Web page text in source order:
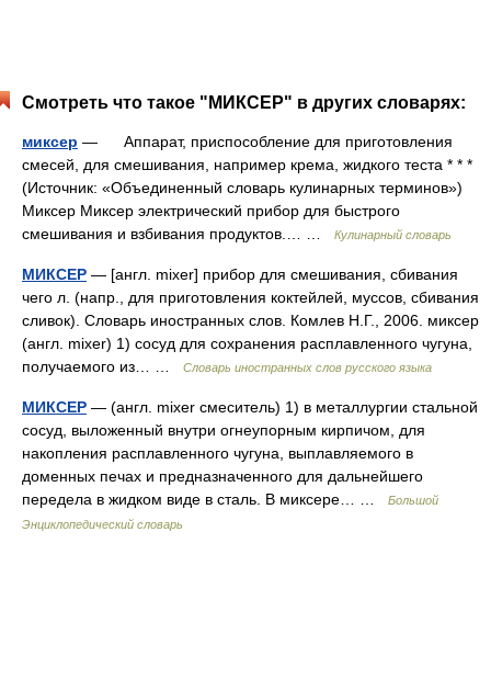
Смотреть что такое "МИКСЕР" в других словарях:
миксер — Аппарат, приспособление для приготовления
смесей, для смешивания, например крема, жидкого теста * * *
(Источник: «Объединенный словарь кулинарных терминов»)
Миксер Миксер электрический прибор для быстрого
смешивания и взбивания продуктов.… …
Кулинарный словарь
МИКСЕР — [англ. mixer] прибор для смешивания, сбивания
чего л. (напр., для приготовления коктейлей, муссов, сбивания
сливок). Словарь иностранных слов. Комлев Н.Г., 2006. миксер
(англ. mixer) 1) сосуд для сохранения расплавленного чугуна,
получаемого из… …
Словарь иностранных слов русского языка
МИКСЕР — (англ. mixer смеситель) 1) в металлургии стальной
сосуд, выложенный внутри огнеупорным кирпичом, для
накопления расплавленного чугуна, выплавляемого в
доменных печах и предназначенного для дальнейшего
передела в жидком виде в сталь. В миксере… …
Большой
Энциклопедический словарь